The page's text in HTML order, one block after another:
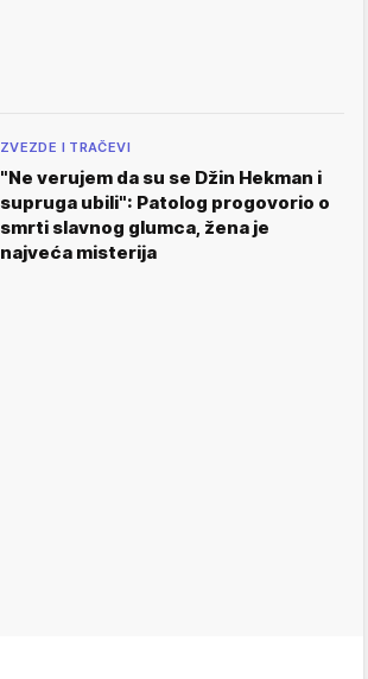
ZVEZDE I TRAČEVI
"Ne verujem da su se Džin Hekman i
supruga ubili": Patolog progovorio o
smrti slavnog glumca, žena je
najveća misterija